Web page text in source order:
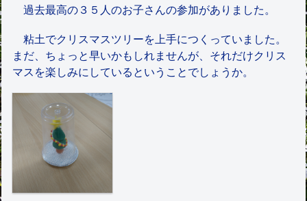
過去最高の３５人のお子さんの参加がありました。
粘土でクリスマスツリーを上手につくっていました。
まだ、ちょっと早いかもしれませんが、それだけクリス
マスを楽しみにしているということでしょうか。